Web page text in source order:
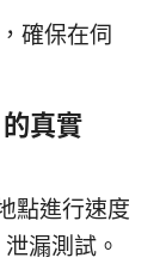
確保在伺
真實
點進行速度
漏測試。